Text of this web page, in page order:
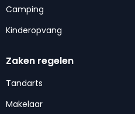
Camping
Kinderopvang
Zaken regelen
Tandarts
Makelaar